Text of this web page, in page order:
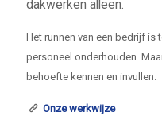
dakwerken alleen.
Het runnen van een bedrijf is
personeel onderhouden.
behoefte kennen en invullen.
Onze werkwijze